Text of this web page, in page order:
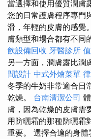
當選擇和使用優質潤膚
您的日常護膚程序專門
滑，年輕的皮膚的感覺
膚類型和場合都有不同
飲設備回收 牙醫診所
另一方面，潤膚露比潤
間設計 中式外燴菜單
冬季的牛奶非常適合日
乾燥。 台南清潔公司
膚，因為乾燥的皮膚需
用防曬霜的那種防曬霜
重要。 選擇合適的身